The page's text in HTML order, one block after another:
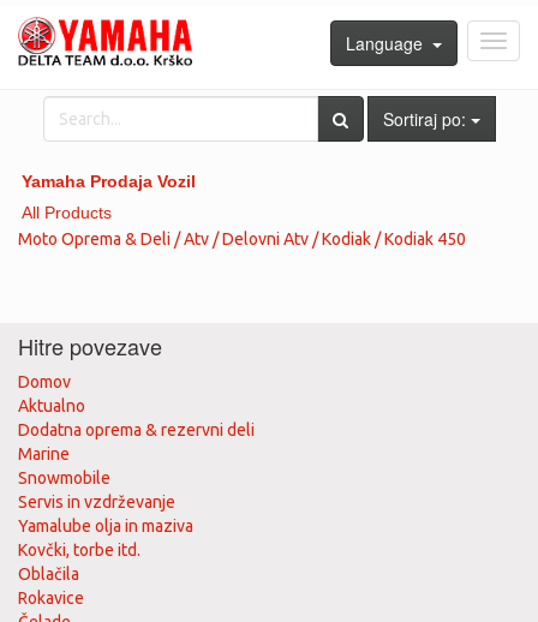
Language
Sortiraj po:
Yamaha Prodaja Vozil
All Products
Moto Oprema & Deli / Atv / Delovni Atv / Kodiak / Kodiak 450
Hitre povezave
Domov
Aktualno
Dodatna oprema & rezervni deli
Marine
Snowmobile
Servis in vzdrževanje
Yamalube olja in maziva
Kovčki, torbe itd.
Oblačila
Rokavice